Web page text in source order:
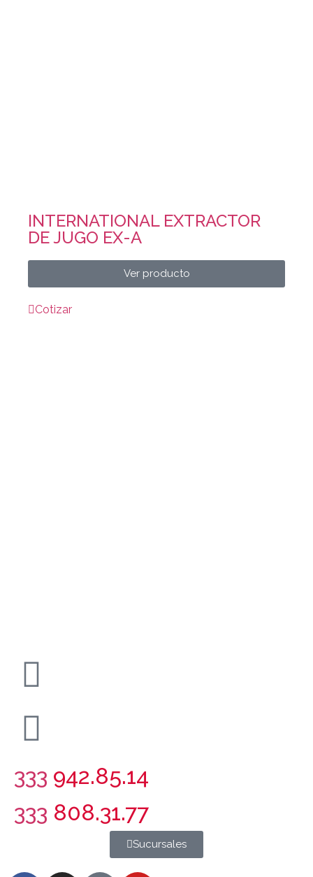
INTERNATIONAL EXTRACTOR
DE JUGO EX-A
Ver producto
Cotizar
333 942.85.14
333 808.31.77
Sucursales